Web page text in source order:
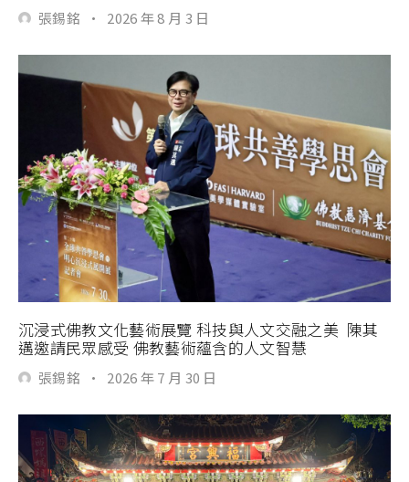
張錫銘 · 2026 年 8 月 3 日
沉浸式佛教文化藝術展覽 科技與人文交融之美 陳其
邁邀請民眾感受 佛教藝術蘊含的人文智慧
張錫銘 · 2026 年 7 月 30 日